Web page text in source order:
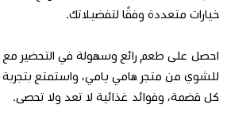
خيارات متعددة وفقًا لتفضيلاتك.
احصل على طعم رائع وسهولة في التحضير
للشوي من متجر هامي يامي، واستمتع
كل قضمة، وفوائد غذائية لا تعد ولا تحصى.